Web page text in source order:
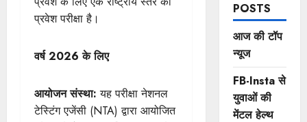
प्रवेश परीक्षा है।
वर्ष 2026 के लिए
आयोजन संस्था:यह परीक्षा नेशनल
टेस्टिंग एजेंसी (NTA) द्वारा आयोजित
POSTS
आज की टॉप
न्यूज
FB-Insta से
युवाओं की
मेंटल हेल्थ